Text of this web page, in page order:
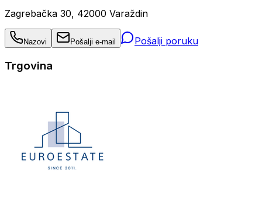
Zagrebačka 30, 42000 Varaždin
Nazovi Pošalji e-mail Pošalji poruku
Trgovina